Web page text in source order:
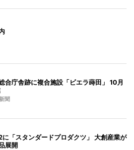
合庁舎跡に複合施設「ビエラ蒔田」 10月
聞
に「スタンダードプロダクツ」 大創産業が
展開